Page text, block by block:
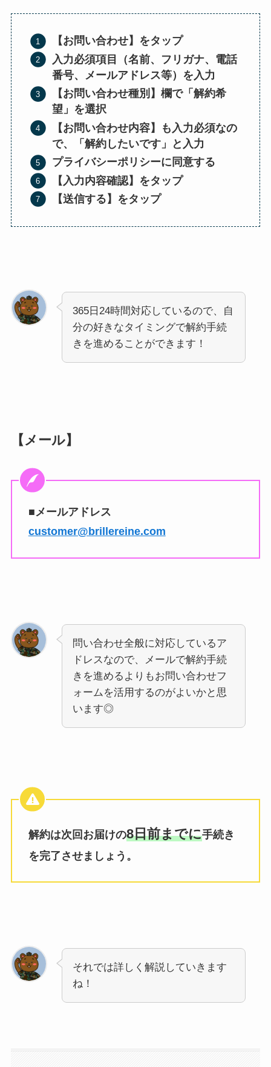
【お問い合わせ】をタップ
入力必須項目（名前、フリガナ、電話
番号、メールアドレス等）を入力
【お問い合わせ種別】欄で「解約希
望」を選択
【お問い合わせ内容】も入力必須なの
で、「解約したいです」と入力
プライバシーポリシーに同意する
【入力内容確認】をタップ
【送信する】をタップ
365日24時間対応しているので、自
分の好きなタイミングで解約手続
きを進めることができます！
【メール】
■メールアドレス
customer@brillereine.com
問い合わせ全般に対応しているア
ドレスなので、メールで解約手続
きを進めるよりもお問い合わせフ
ォームを活用するのがよいかと思
います◎
解約は次回お届けの8日前までに手続き
を完了させましょう。
それでは詳しく解説していきます
ね！